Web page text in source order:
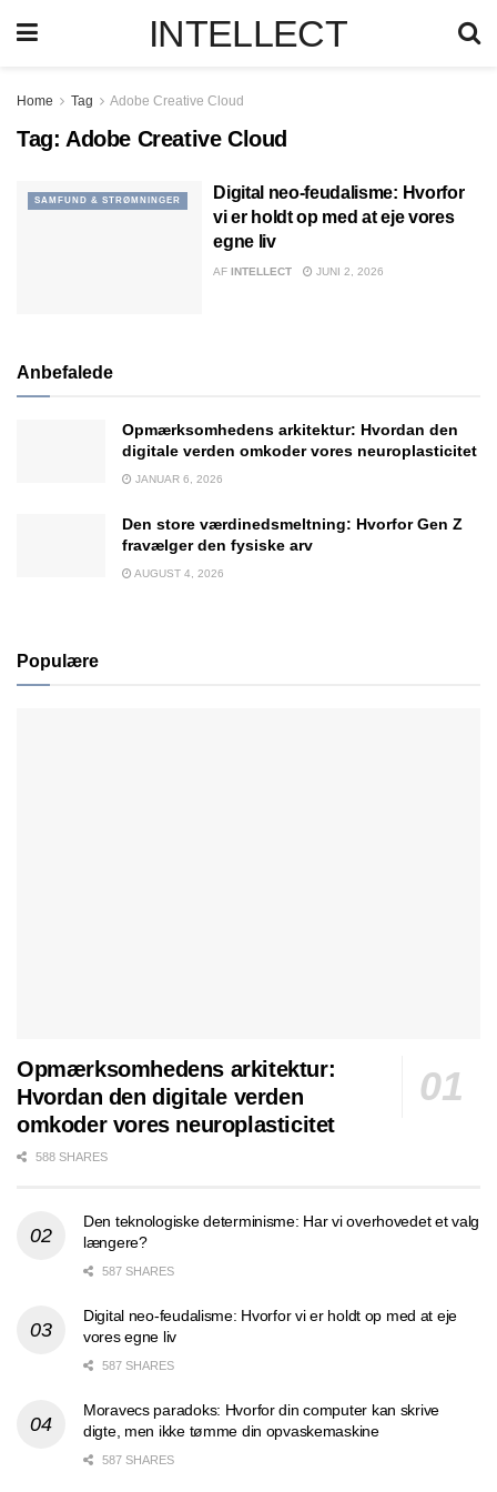
INTELLECT
Home Tag Adobe Creative Cloud
Tag: Adobe Creative Cloud
SAMFUND & STRØMNINGER
Digital neo-feudalisme: Hvorfor
vi er holdt op med at eje vores
egne liv
AF INTELLECT JUNI 2, 2026
Anbefalede
Opmærksomhedens arkitektur: Hvordan den
digitale verden omkoder vores neuroplasticitet
JANUAR 6, 2026
Den store værdinedsmeltning: Hvorfor Gen Z
fravælger den fysiske arv
AUGUST 4, 2026
Populære
Opmærksomhedens arkitektur:
Hvordan den digitale verden
omkoder vores neuroplasticitet
588 SHARES
Den teknologiske determinisme: Har vi overhovedet et valg
længere?
587 SHARES
Digital neo-feudalisme: Hvorfor vi er holdt op med at eje
vores egne liv
587 SHARES
Moravecs paradoks: Hvorfor din computer kan skrive
digte, men ikke tømme din opvaskemaskine
587 SHARES